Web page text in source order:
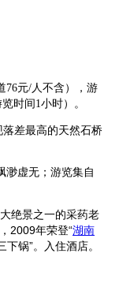
76元/人不含），游
时间 1小时）。
落差最高的天然石桥
渺虚无；游览集自
绝景之一的采药老
2009年荣登“湖南
锅”。入住酒店。